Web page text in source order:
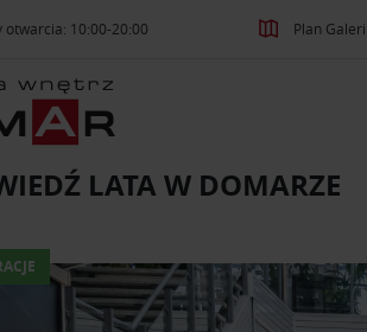
otwarcia: 10:00-20:00 Plan Galerii
LATA W DOMARZE